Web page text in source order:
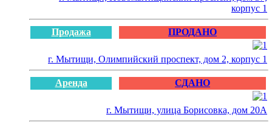
корпус 1
Продажа ПРОДАНО
г. Мытищи, Олимпийский проспект, дом 2, корпус 1
Аренда СДАНО
г. Мытищи, улица Борисовка, дом 20А